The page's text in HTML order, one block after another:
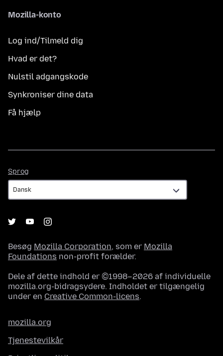
Mozilla-konto
Log ind/Tilmeld dig
Hvad er det?
Nulstil adgangskode
Synkroniser dine data
Få hjælp
Sprog
Besøg Mozilla Corporation, som er Mozilla
Foundations non-profit forælder.
Dele af dette indhold er ©1998–2026 af individuelle
mozilla.org-bidragsydere. Indholdet er tilgængelig
under en Creative Common-licens.
mozilla.org
Tjenestevilkår